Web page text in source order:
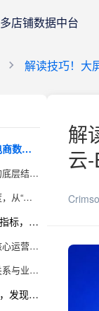
多店铺数据中台
解读技巧！大
一、读懂大屏电商数据的本质与展示逻辑，提升数据敏感度
1. 电商大屏数据的底层结构与认知框架
2. 提升数据敏感度，从“看数字”到“懂趋势”
二、把握核心运营指标，精准定位业务“晴雨表”
1. 电商大屏上的核心运营指标拆解
2. 指标间的联动关系与业务洞察
三、通过数据联动，发现背后的生意驱动力
解
云